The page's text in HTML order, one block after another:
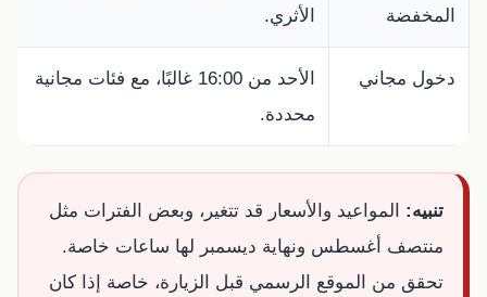
المخفضة
الأثري.
دخول مجاني
الأحد من 16:00 غالبًا، مع فئات مجانية
محددة.
تنبيه: المواعيد والأسعار قد تتغير، وبعض الفترات مثل
منتصف أغسطس ونهاية ديسمبر لها ساعات خاصة.
تحقق من الموقع الرسمي قبل الزيارة، خاصة إذا كان